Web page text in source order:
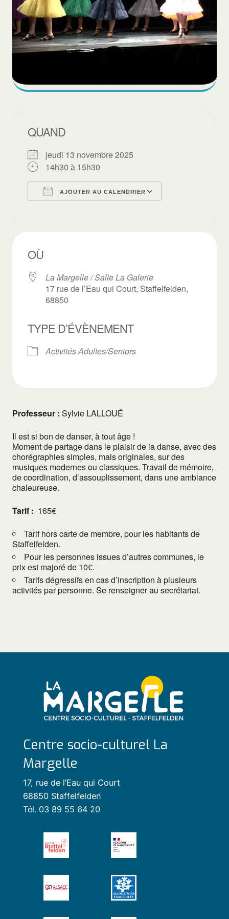
QUAND
jeudi 13 novembre 2025
14h30 à 15h30
AJOUTER AU CALENDRIER
OÙ
La Margelle / Salle La Galerie
17 rue de l’Eau qui Court, Staffelfelden,
68850
TYPE D’ÉVÈNEMENT
Activités Adultes/Seniors
Professeur : Sylvie LALLOUÉ
Il est si bon de danser, à tout âge !
Moment de partage dans le plaisir de la danse, avec des
chorégraphies simples, mais originales, sur des
musiques modernes ou classiques. Travail de mémoire,
de coordination, d’assouplissement, dans une ambiance
chaleureuse.
Tarif : 165€
Tarif hors carte de membre, pour les habitants de
Staffelfelden.
Pour les personnes issues d’autres communes, le
prix est majoré de 10€.
Tarifs dégressifs en cas d’inscription à plusieurs
activités par personne. Se renseigner au secrétariat.
Centre socio-culturel La
Margelle
17, rue de l’Eau qui Court
68850 Staffelfelden
Tél. 03 89 55 64 20